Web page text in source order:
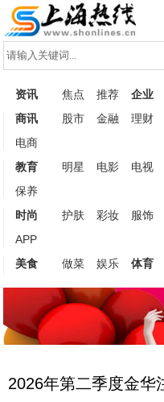
资讯 焦点 推荐 企业
商讯
股市 金融 理财
电商
教育
明星 电影 电视
保养
时尚
护肤 彩妆 服饰
APP
美食
做菜 娱乐 体育
2026年第二季度金华